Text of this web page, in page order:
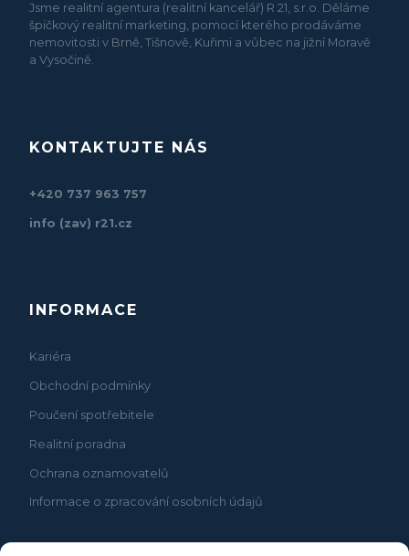
Jsme realitní agentura (realitní kancelář) R 21, s.r.o. Děláme
špičkový realitní marketing, pomocí kterého prodáváme
nemovitosti v Brně, Tišnově, Kuřimi a vůbec na jižní Moravě
a Vysočině.
KONTAKTUJTE NÁS
+420 737 963 757
info (zav) r21.cz
INFORMACE
Kariéra
Obchodní podmínky
Poučení spotřebitele
Realitní poradna
Ochrana oznamovatelů
Informace o zpracování osobních údajů